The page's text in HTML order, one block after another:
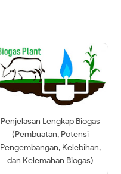
Penjelasan Lengkap Biogas
(Pembuatan, Potensi
Pengembangan, Kelebihan,
dan Kelemahan Biogas)